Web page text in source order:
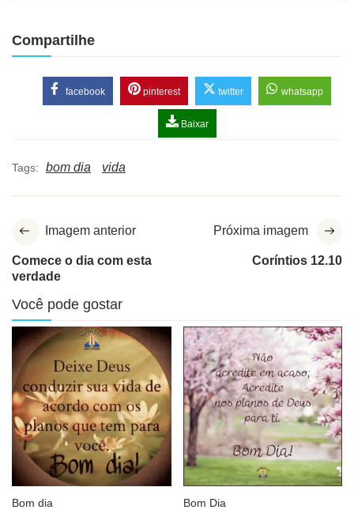
Compartilhe
facebook pinterest twitter whatsapp
Baixar
Tags: bom dia vida
Imagem anterior
Comece o dia com esta
verdade
Próxima imagem
Coríntios 12.10
Você pode gostar
Bom dia Bom Dia